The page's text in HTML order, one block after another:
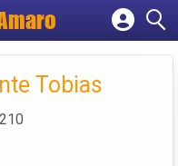
empresa
Tobias
210